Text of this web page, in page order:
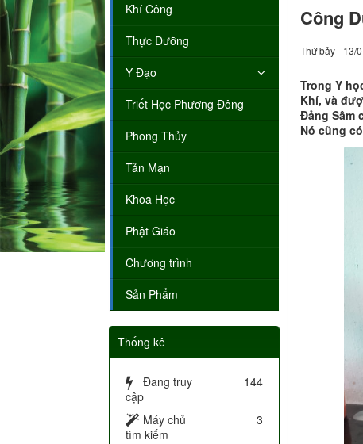
Công
Thứ bảy - 13/
Trong Y
Khí, và
Đảng Sâm
Nó cũng
Khí Công
Thực Dưỡng
Y Đạo
Triết Học Phương Đông
Phong Thủy
Tản Mạn
Khoa Học
Phật Giáo
Chương trình
Sản Phẩm
Thống kê
Đang truy
cập
144
Máy chủ
tìm kiếm
3